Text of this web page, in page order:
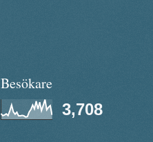
Besökare
3,708